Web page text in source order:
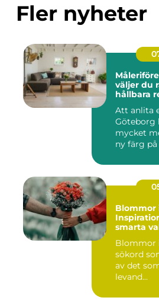
Fler nyheter
väljer du
hållbara
Att anlita
Göteborg
mycket
ny färg på
Blommor
smarta
Blommor
sökord
av det
levand...